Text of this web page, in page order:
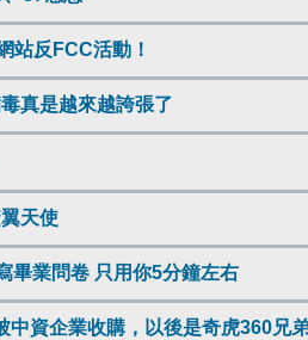
站反FCC活動！
真是越來越誇張了
天使
畢業問卷 只用你5分鐘左右
中資企業收購，以後是奇虎360兄